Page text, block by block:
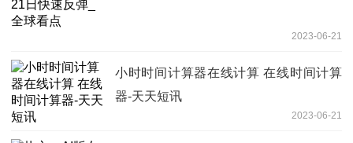
2023-06-21
小时时间计算器在线计算 在线时间计算
器-天天短讯
2023-06-21